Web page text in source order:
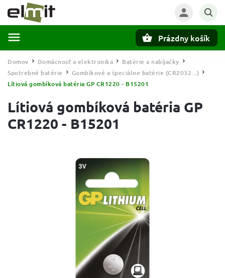
Prázdny košík
Domov / Domácnosť a elektronika / Batérie a nabíjačky /
Spotrebné batérie / Gombíkové a špeciálne batérie (CR2032...) /
Lítiová gombíková batéria GP CR1220 - B15201
Lítiová gombíková batéria GP
CR1220 - B15201